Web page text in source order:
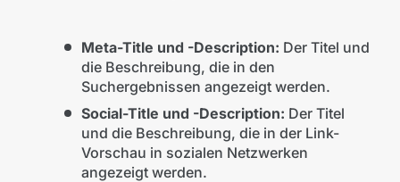
Meta-Title und -Description: Der Titel und
die Beschreibung, die in den
Suchergebnissen angezeigt werden.
Social-Title und -Description: Der Titel
und die Beschreibung, die in der Link-
Vorschau in sozialen Netzwerken
angezeigt werden.